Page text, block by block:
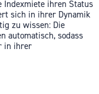
Indexmiete ihren Status
sich in ihrer Dynamik
zu wissen: Die
automatisch, sodass
in ihrer